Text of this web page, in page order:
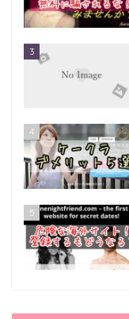
3
4
5